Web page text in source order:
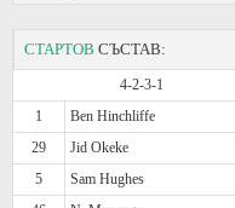
СТАРТОВ СЪСТАВ:
4-2-3-1
1
Ben Hinchliffe
29
Jid Okeke
5
Sam Hughes